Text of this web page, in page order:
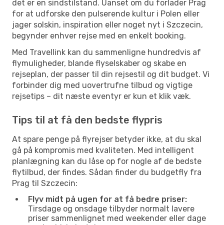
det er en sindstilstand. Uanset om du forlader Prag
for at udforske den pulserende kultur i Polen eller
jager solskin, inspiration eller noget nyt i Szczecin,
begynder enhver rejse med en enkelt booking.
Med Travellink kan du sammenligne hundredvis af
flymuligheder, blande flyselskaber og skabe en
rejseplan, der passer til din rejsestil og dit budget. Vi
forbinder dig med uovertrufne tilbud og vigtige
rejsetips – dit næste eventyr er kun et klik væk.
Tips til at få den bedste flypris
At spare penge på flyrejser betyder ikke, at du skal
gå på kompromis med kvaliteten. Med intelligent
planlægning kan du låse op for nogle af de bedste
flytilbud, der findes. Sådan finder du budgetfly fra
Prag til Szczecin:
Flyv midt på ugen for at få bedre priser:
Tirsdage og onsdage tilbyder normalt lavere
priser sammenlignet med weekender eller dage